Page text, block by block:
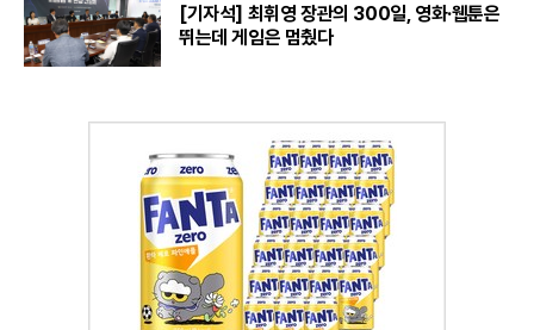
[기자석] 최휘영 장관의 300일, 영화·웹툰은
뛰는데 게임은 멈췄다